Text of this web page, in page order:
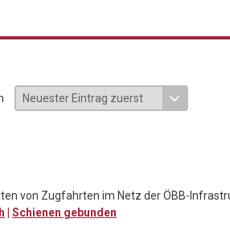
von Zugfahrten im Netz der ÖBB-
| Schienen gebunden